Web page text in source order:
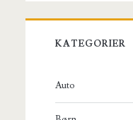
KATEGORIER
Auto